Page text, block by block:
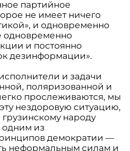
партийное
не имеет ничего
и одновременно
и постоянно
дезинформации».
и задачи
поляризованной и
прослеживаются, мы
нездоровую ситуацию,
народу
одним из
демократии —
неформальным силам и